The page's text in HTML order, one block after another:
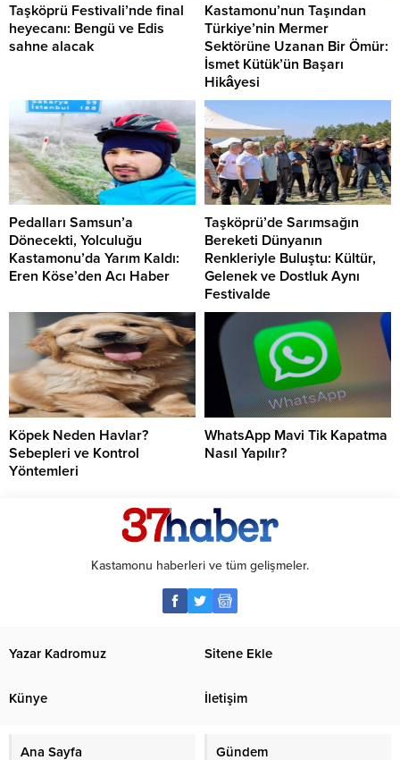
Taşköprü Festivali’nde final
heyecanı: Bengü ve Edis
sahne alacak
Kastamonu’nun Taşından
Türkiye’nin Mermer
Sektörüne Uzanan Bir Ömür:
İsmet Kütük’ün Başarı
Hikâyesi
Pedalları Samsun’a
Dönecekti, Yolculuğu
Kastamonu’da Yarım Kaldı:
Eren Köse’den Acı Haber
Taşköprü’de Sarımsağın
Bereketi Dünyanın
Renkleriyle Buluştu: Kültür,
Gelenek ve Dostluk Aynı
Festivalde
Köpek Neden Havlar?
Sebepleri ve Kontrol
Yöntemleri
WhatsApp Mavi Tik Kapatma
Nasıl Yapılır?
Kastamonu haberleri ve tüm gelişmeler.
Yazar Kadromuz Sitene Ekle
Künye İletişim
Ana Sayfa Gündem